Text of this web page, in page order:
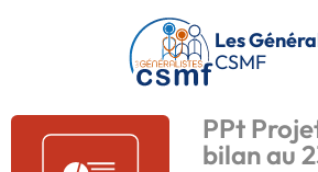
Passer au contenu principal
Les
CSMF
PPt
bilan au